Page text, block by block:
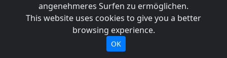
angenehmeres Surfen zu ermöglichen.
This website uses cookies to give you a better
browsing experience.
OK